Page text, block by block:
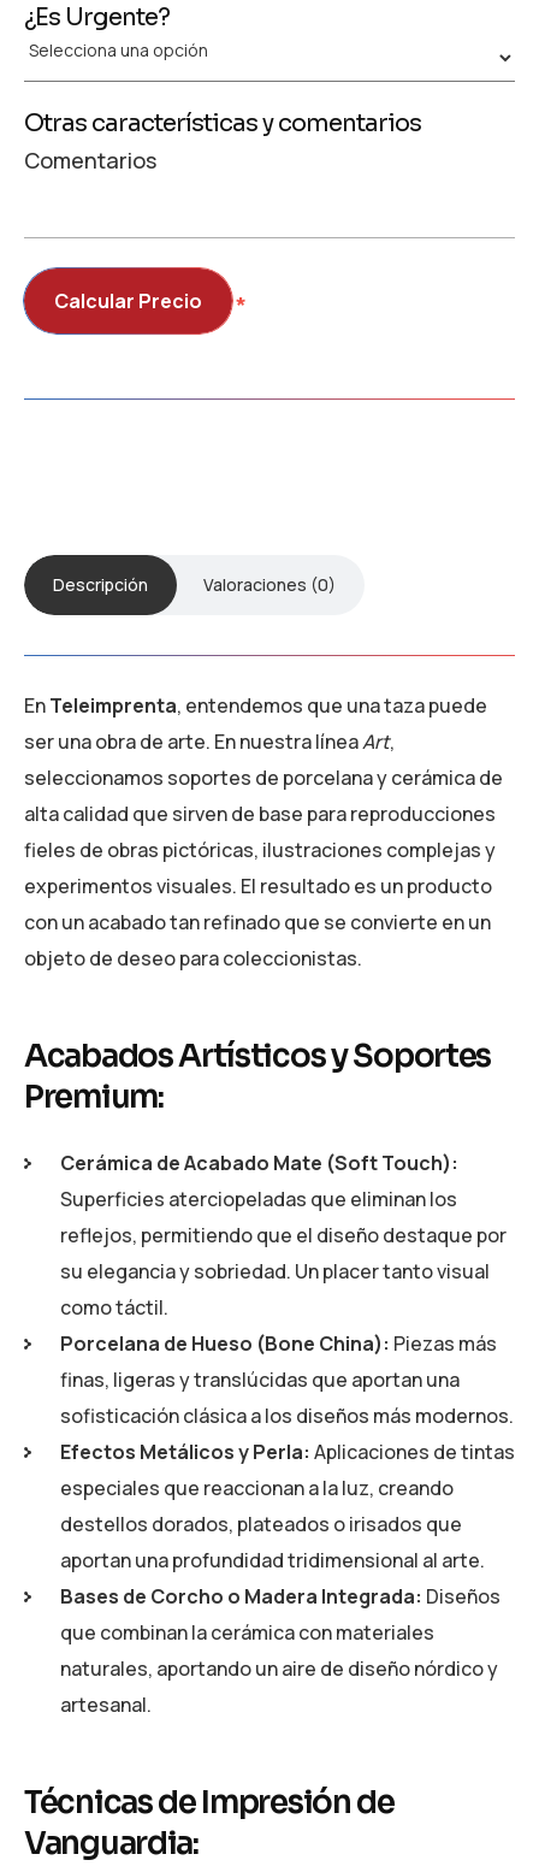
¿Es Urgente?
Otras características y comentarios
Comentarios
Calcular Precio ⁭⁭⁭*
Descripción Valoraciones (0)
EnTeleimprenta, entendemos que una taza puede
ser una obra de arte. En nuestra líneaArt,
seleccionamos soportes de porcelana y cerámica de
alta calidad que sirven de base para reproducciones
fieles de obras pictóricas, ilustraciones complejas y
experimentos visuales. El resultado es un producto
con un acabado tan refinado que se convierte en un
objeto de deseo para coleccionistas.
Acabados Artísticos y Soportes
Premium:
Cerámica de Acabado Mate (Soft Touch):
Superficies aterciopeladas que eliminan los
reflejos, permitiendo que el diseño destaque por
su elegancia y sobriedad. Un placer tanto visual
como táctil.
Porcelana de Hueso (Bone China): Piezas más
finas, ligeras y translúcidas que aportan una
sofisticación clásica a los diseños más modernos.
Efectos Metálicos y Perla: Aplicaciones de tintas
especiales que reaccionan a la luz, creando
destellos dorados, plateados o irisados que
aportan una profundidad tridimensional al arte.
Bases de Corcho o Madera Integrada: Diseños
que combinan la cerámica con materiales
naturales, aportando un aire de diseño nórdico y
artesanal.
Técnicas de Impresión de
Vanguardia: